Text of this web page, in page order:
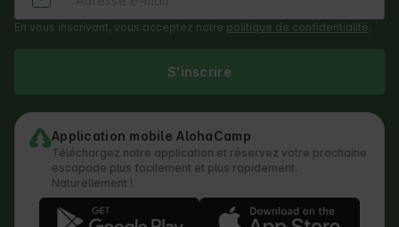
En vous inscrivant, vous acceptez notre politique de confidentialité.
S'inscrire
Application mobile AlohaCamp
Téléchargez notre application et réservez votre prochaine
escapade plus facilement et plus rapidement.
Naturellement !